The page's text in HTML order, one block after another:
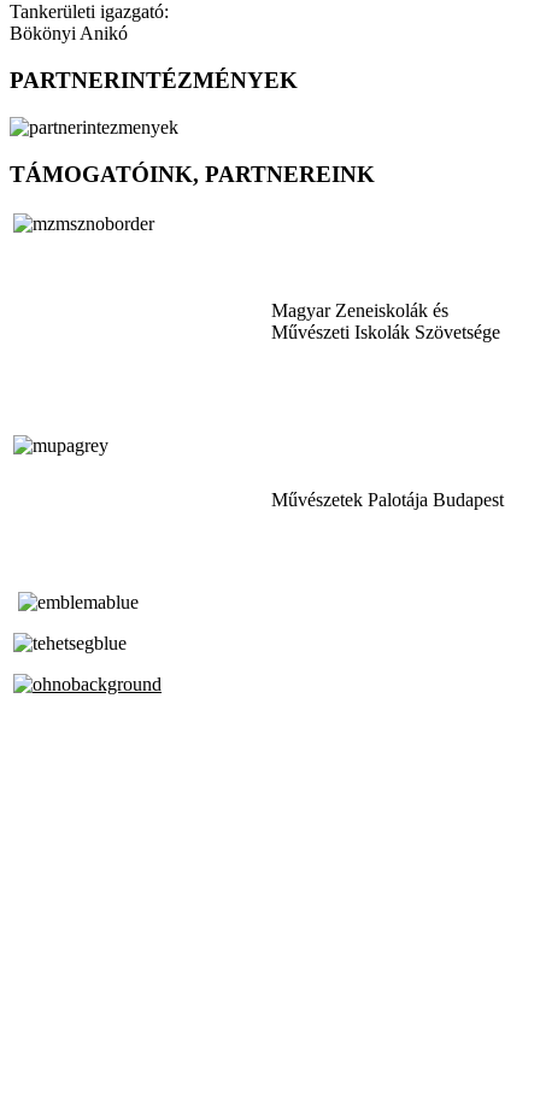
Tankerületi igazgató:
Bökönyi Anikó
PARTNERINTÉZMÉNYEK
TÁMOGATÓINK, PARTNEREINK
Magyar Zeneiskolák és
Művészeti Iskolák Szövetsége
Művészetek Palotája Budapest